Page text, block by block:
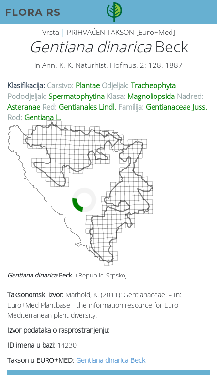
FLORA RS
Vrsta | PRIHVAĆEN TAKSON [Euro+Med]
Gentiana dinaricaBeck
in Ann. K. K. Naturhist. Hofmus. 2: 128. 1887
Klasifikacija: Carstvo: Plantae Odjeljak: Tracheophyta
Pododjeljak: Spermatophytina Klasa: Magnoliopsida Nadred:
Asteranae Red: Gentianales Lindl. Familija: Gentianaceae Juss.
Rod: Gentiana L.
Taksonomski izvor: Marhold, K. (2011): Gentianaceae. – In:
Euro+Med Plantbase - the information resource for Euro-
Mediterranean plant diversity.
Izvor podataka o rasprostranjenju:
ID imena u bazi: 14230
Takson u EURO+MED: Gentiana dinarica Beck
Gentiana dinaricaBeck u Republici Srpskoj